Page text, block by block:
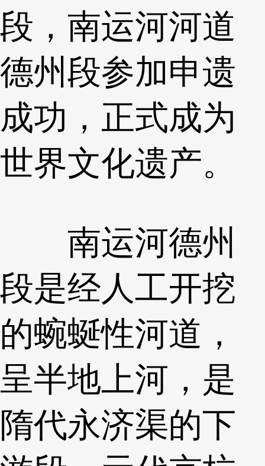
段，南运河河道
德州段参加申遗
成功，正式成为
世界文化遗产。
南运河德州
段是经人工开挖
的蜿蜒性河道，
呈半地上河，是
隋代永济渠的下